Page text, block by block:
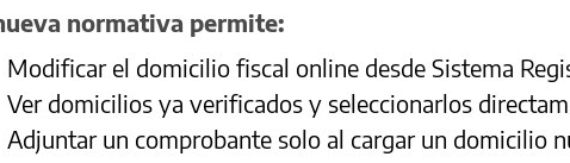
normativa permite:
Modificar el domicilio fiscal online desde Sistema
Ver domicilios ya verificados y seleccionarlos
Adjuntar un comprobante solo al cargar un domicilio